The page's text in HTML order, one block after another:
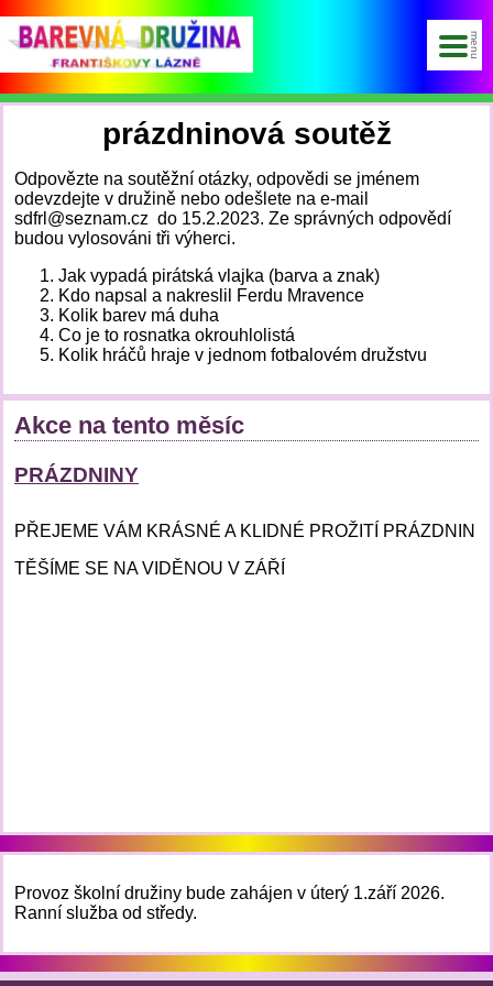
prázdninová soutěž
Odpovězte na soutěžní otázky, odpovědi se jménem
odevzdejte v družině nebo odešlete na e-mail
sdfrl@seznam.cz do 15.2.2023. Ze správných odpovědí
budou vylosováni tři výherci.
Jak vypadá pirátská vlajka (barva a znak)
Kdo napsal a nakreslil Ferdu Mravence
Kolik barev má duha
Co je to rosnatka okrouhlolistá
Kolik hráčů hraje v jednom fotbalovém družstvu
Akce na tento měsíc
PRÁZDNINY
PŘEJEME VÁM KRÁSNÉ A KLIDNÉ PROŽITÍ PRÁZDNIN
TĚŠÍME SE NA VIDĚNOU V ZÁŘÍ
Provoz školní družiny bude zahájen v úterý 1.září 2026.
Ranní služba od středy.